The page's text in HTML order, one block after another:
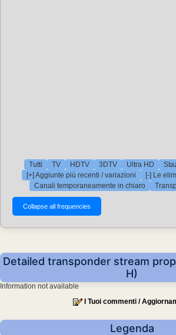
Tutti TV HDTV 3DTV Ultra HD
[+] Aggiunte più recenti / variazioni
[-] Le
Canali temporaneamente in chiaro
Detailed transponder stream
H)
Information not available
I Tuoi commenti /
Legenda